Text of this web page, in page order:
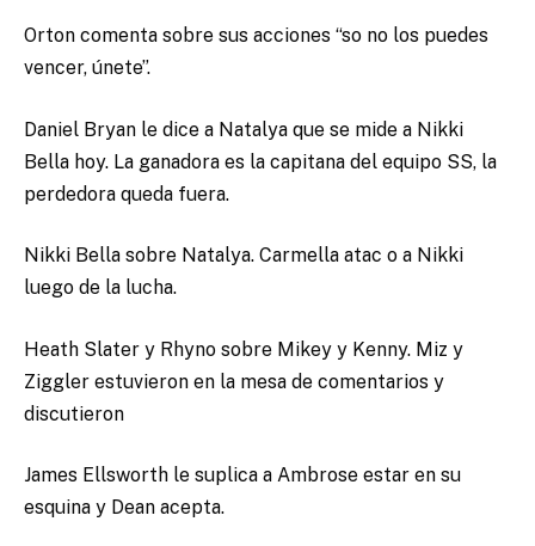
Orton comenta sobre sus acciones “so no los puedes
vencer, únete”.
Daniel Bryan le dice a Natalya que se mide a Nikki
Bella hoy. La ganadora es la capitana del equipo SS, la
perdedora queda fuera.
Nikki Bella sobre Natalya. Carmella atac o a Nikki
luego de la lucha.
Heath Slater y Rhyno sobre Mikey y Kenny. Miz y
Ziggler estuvieron en la mesa de comentarios y
discutieron
James Ellsworth le suplica a Ambrose estar en su
esquina y Dean acepta.